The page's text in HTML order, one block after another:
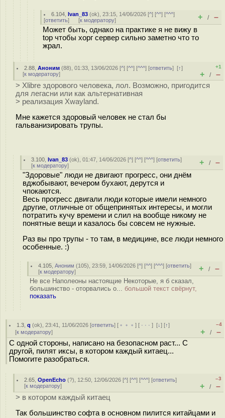
6.104 ,Ivan_83 (ok), 23:15, 14/06/2026 [^] [^^] [^^^]
[ответить] [к модератору] + / –
Может быть, однако на практике я не вижу в
top чтобы хорг сервер сильно заметно что то
жрал.
2.88 ,Аноним (88), 01:33, 13/06/2026 [^] [^^] [^^^] [ответить][↑]
[к модератору]
+1
+ / –
> Xlibre здорового человека, лол. Возможно, пригодится
для легасни или как альтернативная
> реализация Xwayland.
Мне кажется здоровый человек не стал бы
гальванизировать трупы.
3.100 ,Ivan_83 (ok), 01:47, 14/06/2026 [^] [^^] [^^^] [ответить]
[к модератору] + / –
"Здоровые" люди не двигают прогресс, они днём
вджобывают, вечером бухают, дерутся и
чпокаются.
Весь прогресс двигали люди которые имели немного
другие, отличные от общепринятых интересы, и могли
потратить кучу времени и слил на вообще никому не
понятные вещи и казалось бы совсем не нужные.
Раз вы про трупы - то там, в медицине, все люди немного
особенные. :)
4.105 ,Аноним (105), 23:59, 14/06/2026 [^] [^^] [^^^] [ответить]
[к модератору] + / –
Не все Наполеоны настоящие Некоторые, я б сказал,
большинство - оторвались о... большой текст свёрнут,
показать
1.3 ,q (ok), 23:41, 11/06/2026 [ответить] [ ﹢﹢﹢] [ · · ·][↓] [↑]
[к модератору]
–4
+ / –
С одной стороны, написано на безопасном раст... С
другой, пилят иксы, в котором каждый китаец...
Помогите разобраться.
2.65 ,OpenEcho (?), 12:50, 12/06/2026 [^] [^^] [^^^] [ответить]
[к модератору]
–3
+ / –
> в котором каждый китаец
Так большинство софта в основном пилится китайцами и